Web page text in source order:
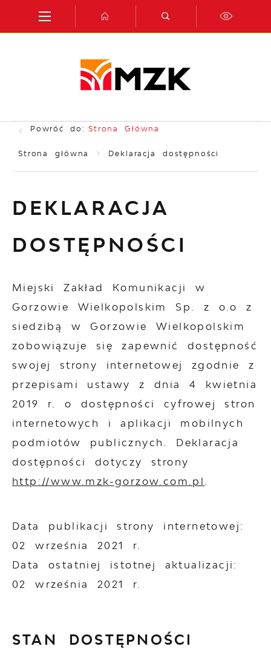
Przejdź do menu.
Przejdź do wyszukiwarki.
Przejdź do treści.
Przejdź do ustawień wielkości czcionki.
Włącz wersję kontrastową strony.
Powróć do: Strona Główna
Strona główna Deklaracja dostępności
DEKLARACJA
DOSTĘPNOŚCI
Miejski Zakład Komunikacji w
Gorzowie Wielkopolskim Sp. z o.o z
siedzibą w Gorzowie Wielkopolskim
zobowiązuje się zapewnić dostępność
swojej strony internetowej
zgodnie z
przepisami ustawy z dnia 4 kwietnia
2019 r. o dostępności cyfrowej stron
internetowych i aplikacji mobilnych
podmiotów publicznych. Deklaracja
dostępności dotyczy strony
http://www.mzk-gorzow.com.pl .
Data publikacji strony internetowej:
02 września 2021 r.
Data ostatniej istotnej aktualizacji:
02 września 2021 r.
STAN DOSTĘPNOŚCI